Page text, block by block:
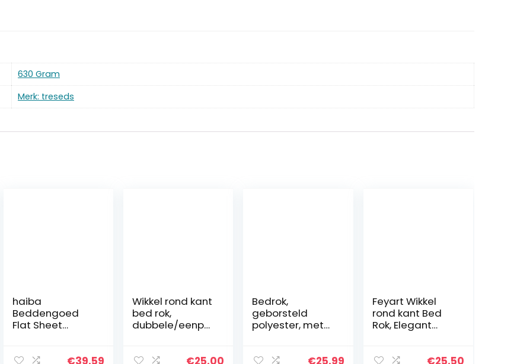
‎630 Gram
Merk: treseds
haiba
Beddengoed
Flat Sheet
Kwaliteit Bed
€39.59
Wikkel rond kant
bed rok,
dubbele/eenper
valance rok€25.00
Bedrok,
geborsteld
polyester, met
elastische stof-
€25.99
Feyart Wikkel
rond kant Bed
Rok, Elegant
Stretch Stof€25.50